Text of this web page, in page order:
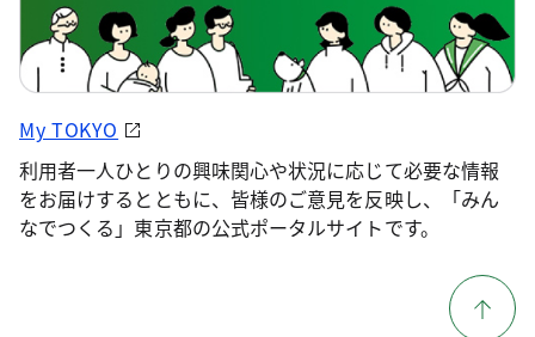
My TOKYO
利用者一人ひとりの興味関心や状況に応じて必要な情報
をお届けするとともに、皆様のご意見を反映し、「みん
なでつくる」東京都の公式ポータルサイトです。